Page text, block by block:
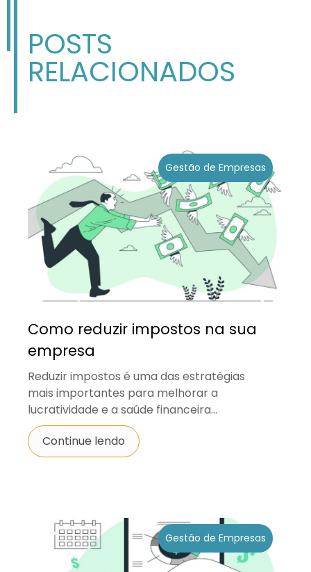
POSTS
RELACIONADOS
Gestão de Empresas
Como reduzir impostos na sua
empresa
Reduzir impostos é uma das estratégias
mais importantes para melhorar a
lucratividade e a saúde financeira...
Continue lendo
Gestão de Empresas